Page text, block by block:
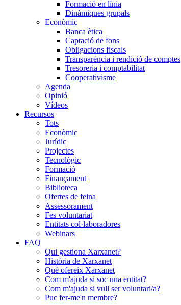
Formació en línia
Dinàmiques grupals
Econòmic
Banca ètica
Captació de fons
Obligacions fiscals
Transparència i rendició de comptes
Tresoreria i comptabilitat
Cooperativisme
Agenda
Opinió
Vídeos
Recursos
Tots
Econòmic
Jurídic
Projectes
Tecnològic
Formació
Finançament
Biblioteca
Ofertes de feina
Assessorament
Fes voluntariat
Entitats col·laboradores
Webinars
FAQ
Qui gestiona Xarxanet?
Història de Xarxanet
Què ofereix Xarxanet
Com m'ajuda si soc una entitat?
Com m'ajuda si vull ser voluntari/a?
Puc fer-me'n membre?